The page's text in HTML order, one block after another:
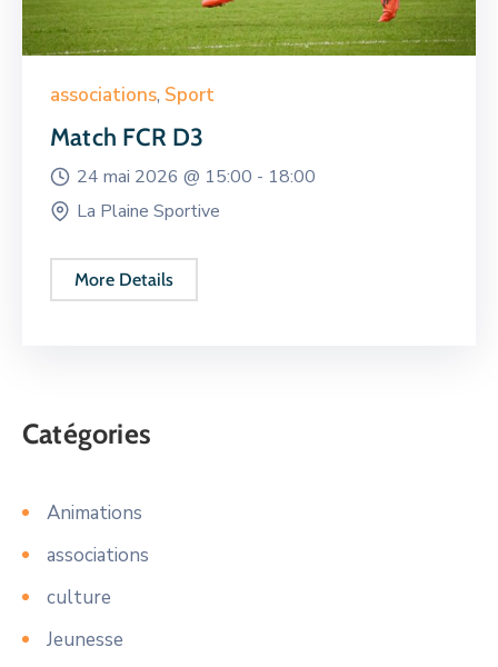
associations, Sport
Match FCR D3
24 mai 2026 @ 15:00 - 18:00
La Plaine Sportive
More Details
Catégories
Animations
associations
culture
Jeunesse